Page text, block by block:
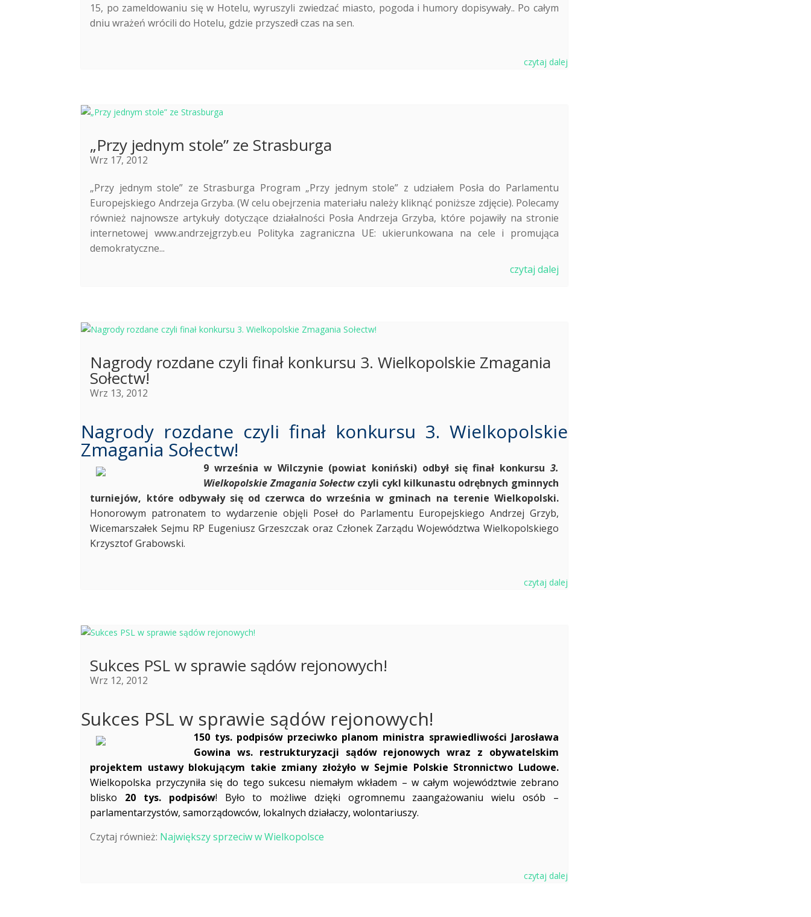
15, po zameldowaniu się w Hotelu, wyruszyli zwiedzać miasto, pogoda i humory dopisywały.. Po całym
dniu wrażeń wrócili do Hotelu, gdzie przyszedł czas na sen.
czytaj dalej
„Przy jednym stole” ze Strasburga
Wrz 17, 2012
„Przy jednym stole” ze Strasburga Program „Przy jednym stole” z udziałem Posła do Parlamentu
Europejskiego Andrzeja Grzyba. (W celu obejrzenia materiału należy kliknąć poniższe zdjęcie). Polecamy
również najnowsze artykuły dotyczące działalności Posła Andrzeja Grzyba, które pojawiły na stronie
internetowej www.andrzejgrzyb.eu Polityka zagraniczna UE: ukierunkowana na cele i promująca
demokratyczne...
czytaj dalej
Nagrody rozdane czyli finał konkursu 3. Wielkopolskie Zmagania
Sołectw!
Wrz 13, 2012
Nagrody rozdane czyli finał konkursu 3. Wielkopolskie
Zmagania Sołectw!
9 września w Wilczynie (powiat koniński) odbył się finał konkursu 3.
Wielkopolskie Zmagania Sołectwczyli cykl kilkunastu odrębnych gminnych
turniejów, które odbywały się od czerwca do września w gminach na terenie Wielkopolski.
Honorowym patronatem to wydarzenie objęli Poseł do Parlamentu Europejskiego Andrzej Grzyb,
Wicemarszałek Sejmu RP Eugeniusz Grzeszczak oraz Członek Zarządu Województwa Wielkopolskiego
Krzysztof Grabowski.
czytaj dalej
Sukces PSL w sprawie sądów rejonowych!
Wrz 12, 2012
Sukces PSL w sprawie sądów rejonowych!
150 tys. podpisów przeciwko planom ministra sprawiedliwości Jarosława
Gowina ws. restrukturyzacji sądów rejonowych wraz z obywatelskim
projektem ustawy blokującym takie zmiany złożyło w Sejmie Polskie Stronnictwo Ludowe.
Wielkopolska przyczyniła się do tego sukcesu niemałym wkładem – w całym województwie zebrano
blisko 20 tys. podpisów! Było to możliwe dzięki ogromnemu zaangażowaniu wielu osób –
parlamentarzystów, samorządowców, lokalnych działaczy, wolontariuszy.
Czytaj również: Największy sprzeciw w Wielkopolsce
czytaj dalej